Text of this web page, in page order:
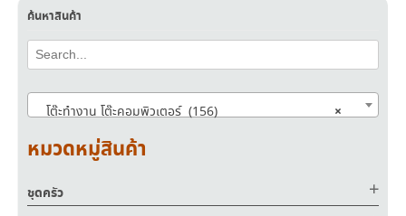
ค้นหาสินค้า
×
โต๊ะทำงาน โต๊ะคอมพิวเตอร์ (156)
หมวดหมู่สินค้า
ชุดครัว